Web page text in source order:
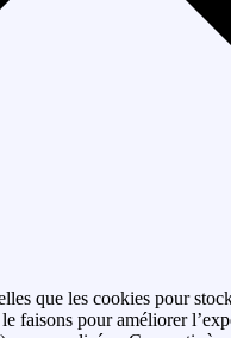
que les cookies pour
faisons pour améliorer